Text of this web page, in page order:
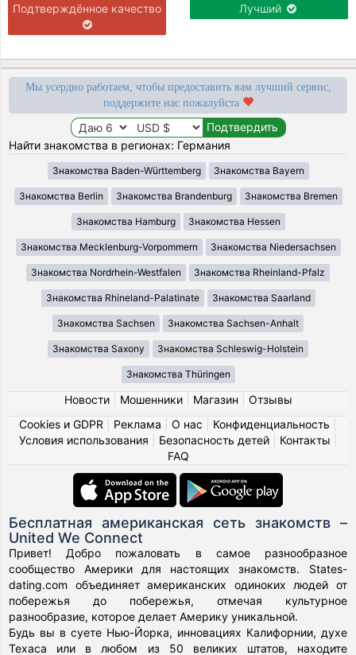
Подтверждённое качество Лучший
Мы усердно работаем, чтобы предоставить вам лучший сервис,
поддержите нас пожалуйста
Найти знакомства в регионах: Германия
Знакомства Baden-Württemberg Знакомства Bayern
Знакомства Berlin Знакомства Brandenburg Знакомства Bremen
Знакомства Hamburg Знакомства Hessen
Знакомства Mecklenburg-Vorpommern Знакомства Niedersachsen
Знакомства Nordrhein-Westfalen Знакомства Rheinland-Pfalz
Знакомства Rhineland-Palatinate Знакомства Saarland
Знакомства Sachsen Знакомства Sachsen-Anhalt
Знакомства Saxony Знакомства Schleswig-Holstein
Знакомства Thüringen
Новости| Мошенники| Магазин
Отзывы
Cookies и GDPR
Реклама О нас Конфиденциальность
Условия использования
Безопасность детей| Контакты
FAQ
Бесплатная американская сеть знакомств –
United We Connect
Привет! Добро пожаловать в самое разнообразное
сообщество Америки для настоящих знакомств. States-
dating.com объединяет американских одиноких людей от
побережья до побережья, отмечая культурное
разнообразие, которое делает Америку уникальной.
Будь вы в суете Нью-Йорка, инновациях Калифорнии, духе
Техаса или в любом из 50 великих штатов, находите